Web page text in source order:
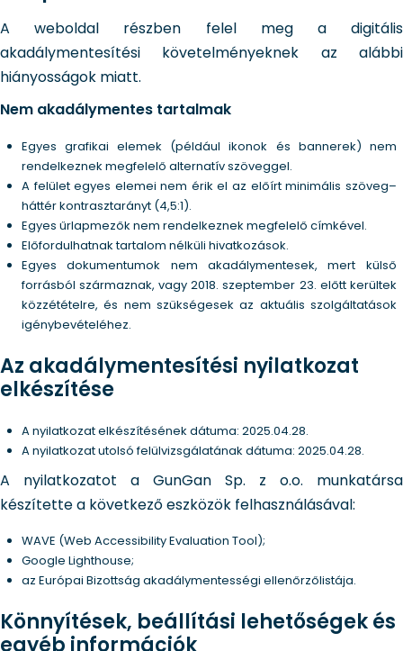
A weboldal részben felel meg a digitális
akadálymentesítési követelményeknek az alábbi
hiányosságok miatt.
Nem akadálymentes tartalmak
Egyes grafikai elemek (például ikonok és bannerek) nem
rendelkeznek megfelelő alternatív szöveggel.
A felület egyes elemei nem érik el az előírt minimális szöveg–
háttér kontrasztarányt (4,5:1).
Egyes űrlapmezők nem rendelkeznek megfelelő címkével.
Előfordulhatnak tartalom nélküli hivatkozások.
Egyes dokumentumok nem akadálymentesek, mert külső
forrásból származnak, vagy 2018. szeptember 23. előtt kerültek
közzétételre, és nem szükségesek az aktuális szolgáltatások
igénybevételéhez.
Az akadálymentesítési nyilatkozat
elkészítése
A nyilatkozat elkészítésének dátuma: 2025.04.28.
A nyilatkozat utolsó felülvizsgálatának dátuma: 2025.04.28.
A nyilatkozatot a GunGan Sp. z o.o. munkatársa
készítette a következő eszközök felhasználásával:
WAVE (Web Accessibility Evaluation Tool);
Google Lighthouse;
az Európai Bizottság akadálymentességi ellenőrzőlistája.
Könnyítések, beállítási lehetőségek és